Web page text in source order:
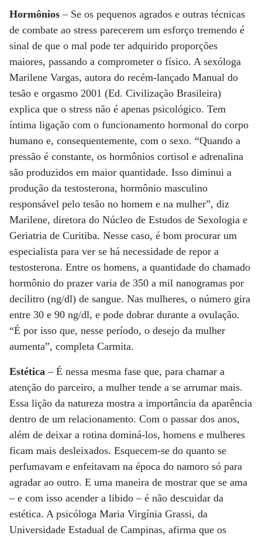
Hormônios – Se os pequenos agrados e outras técnicas
de combate ao stress parecerem um esforço tremendo é
sinal de que o mal pode ter adquirido proporções
maiores, passando a comprometer o físico. A sexóloga
Marilene Vargas, autora do recém-lançado Manual do
tesão e orgasmo 2001 (Ed. Civilização Brasileira)
explica que o stress não é apenas psicológico. Tem
íntima ligação com o funcionamento hormonal do corpo
humano e, consequentemente, com o sexo. “Quando a
pressão é constante, os hormônios cortisol e adrenalina
são produzidos em maior quantidade. Isso diminui a
produção da testosterona, hormônio masculino
responsável pelo tesão no homem e na mulher”, diz
Marilene, diretora do Núcleo de Estudos de Sexologia e
Geriatria de Curitiba. Nesse caso, é bom procurar um
especialista para ver se há necessidade de repor a
testosterona. Entre os homens, a quantidade do chamado
hormônio do prazer varia de 350 a mil nanogramas por
decilitro (ng/dl) de sangue. Nas mulheres, o número gira
entre 30 e 90 ng/dl, e pode dobrar durante a ovulação.
“É por isso que, nesse período, o desejo da mulher
aumenta”, completa Carmita.
Estética– É nessa mesma fase que, para chamar a
atenção do parceiro, a mulher tende a se arrumar mais.
Essa lição da natureza mostra a importância da aparência
dentro de um relacionamento. Com o passar dos anos,
além de deixar a rotina dominá-los, homens e mulheres
ficam mais desleixados. Esquecem-se do quanto se
perfumavam e enfeitavam na época do namoro só para
agradar ao outro. E uma maneira de mostrar que se ama
– e com isso acender a libido – é não descuidar da
estética. A psicóloga Maria Virgínia Grassi, da
Universidade Estadual de Campinas, afirma que os